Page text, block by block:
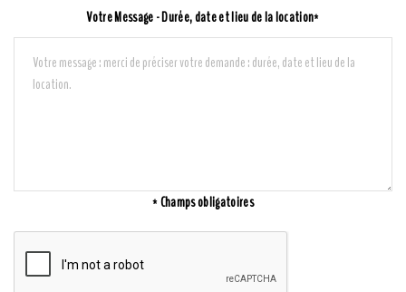
Votre Message - Durée, date et lieu de la location*
* Champs obligatoires